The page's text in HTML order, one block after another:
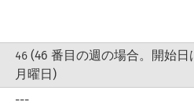
46(46 番目の週の場合。開始日
月曜日)
---